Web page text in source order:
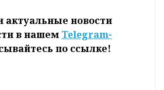
актуальные новости
в нашем Telegram-
по ссылке!